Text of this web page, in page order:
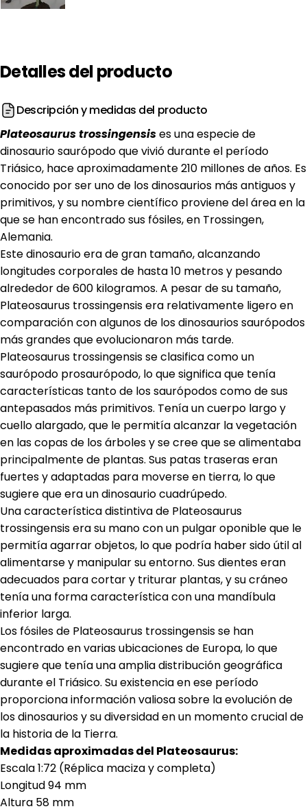
Detallesdelproducto
Descripción y medidas del producto
Plateosaurus trossingensises una especie de
dinosaurio saurópodo que vivió durante el período
Triásico, hace aproximadamente 210 millones de años. Es
conocido por ser uno de los dinosaurios más antiguos y
primitivos, y su nombre científico proviene del área en la
que se han encontrado sus fósiles, en Trossingen,
Alemania.
Este dinosaurio era de gran tamaño, alcanzando
longitudes corporales de hasta 10 metros y pesando
alrededor de 600 kilogramos. A pesar de su tamaño,
Plateosaurus trossingensis era relativamente ligero en
comparación con algunos de los dinosaurios saurópodos
más grandes que evolucionaron más tarde.
Plateosaurus trossingensis se clasifica como un
saurópodo prosaurópodo, lo que significa que tenía
características tanto de los saurópodos como de sus
antepasados más primitivos. Tenía un cuerpo largo y
cuello alargado, que le permitía alcanzar la vegetación
en las copas de los árboles y se cree que se alimentaba
principalmente de plantas. Sus patas traseras eran
fuertes y adaptadas para moverse en tierra, lo que
sugiere que era un dinosaurio cuadrúpedo.
Una característica distintiva de Plateosaurus
trossingensis era su mano con un pulgar oponible que le
permitía agarrar objetos, lo que podría haber sido útil al
alimentarse y manipular su entorno. Sus dientes eran
adecuados para cortar y triturar plantas, y su cráneo
tenía una forma característica con una mandíbula
inferior larga.
Los fósiles de Plateosaurus trossingensis se han
encontrado en varias ubicaciones de Europa, lo que
sugiere que tenía una amplia distribución geográfica
durante el Triásico. Su existencia en ese período
proporciona información valiosa sobre la evolución de
los dinosaurios y su diversidad en un momento crucial de
la historia de la Tierra.
Medidas aproximadas del Plateosaurus:
Escala 1:72 (Réplica maciza y completa)
Longitud 94 mm
Altura 58 mm